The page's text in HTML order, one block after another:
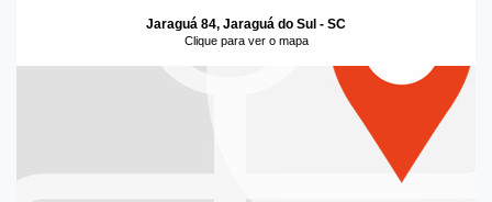
Jaraguá 84, Jaraguá do Sul - SC
Clique para ver o mapa